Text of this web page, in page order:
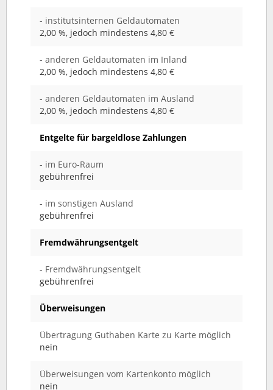
- institutsinternen Geldautomaten
2,00 %, jedoch mindestens 4,80 €
- anderen Geldautomaten im Inland
2,00 %, jedoch mindestens 4,80 €
- anderen Geldautomaten im Ausland
2,00 %, jedoch mindestens 4,80 €
Entgelte für bargeldlose Zahlungen
- im Euro-Raum
gebührenfrei
- im sonstigen Ausland
gebührenfrei
Fremdwährungsentgelt
- Fremdwährungsentgelt
gebührenfrei
Überweisungen
Übertragung Guthaben Karte zu Karte möglich
nein
Überweisungen vom Kartenkonto möglich
nein